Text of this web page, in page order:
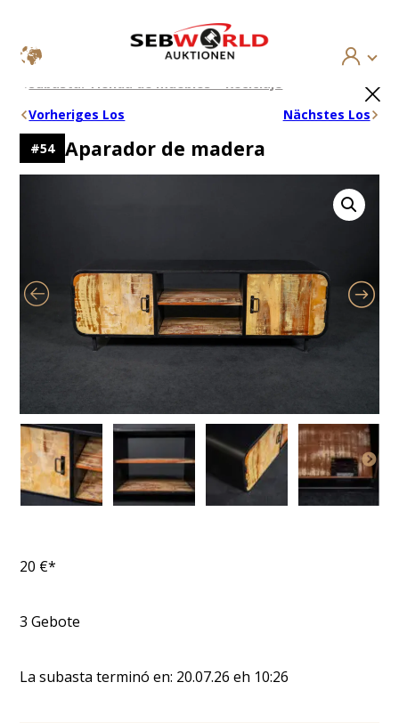
Saltar
contenido
Subasta: Tienda de muebles – Reciclaje
Vorheriges Los
Nächstes Los
#54 Aparador de madera
20 €*
3 Gebote
La subasta terminó en: 20.07.26 eh 10:26
×